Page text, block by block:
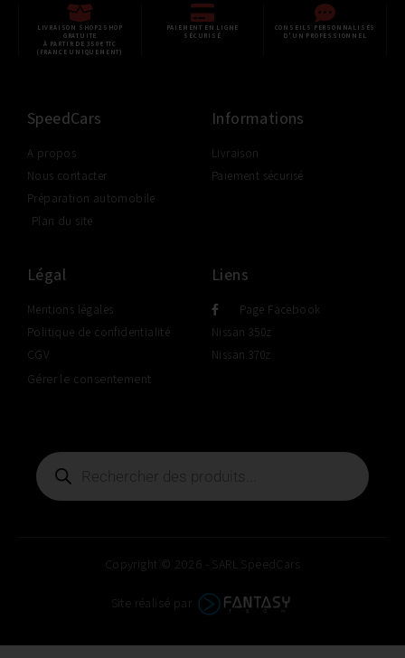
LIVRAISON SHOP2SHOP
GRATUITE
À PARTIR DE 350€ TTC
(FRANCE UNIQUEMENT)
PAIEMENT EN LIGNE
SÉCURISÉ
CONSEILS PERSONNALISÉS
D'UN PROFESSIONNEL
SpeedCars
A propos
Nous contacter
Préparation automobile
Plan du site
Informations
Livraison
Paiement sécurisé
Légal
Mentions légales
Politique de confidentialité
CGV
Gérer le consentement
Liens
Page Facebook
Nissan 350z
Nissan 370z
Copyright © 2026 - SARL SpeedCars
Site réalisé par